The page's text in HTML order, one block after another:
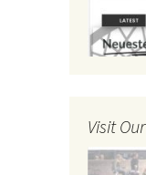
Visit